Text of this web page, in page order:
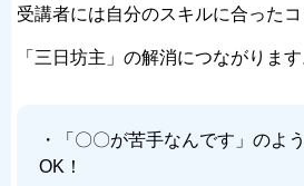
受講者には自分のスキルに合った
「三日坊主」の解消につながります
・「〇〇が苦手なんです」のよ
OK！